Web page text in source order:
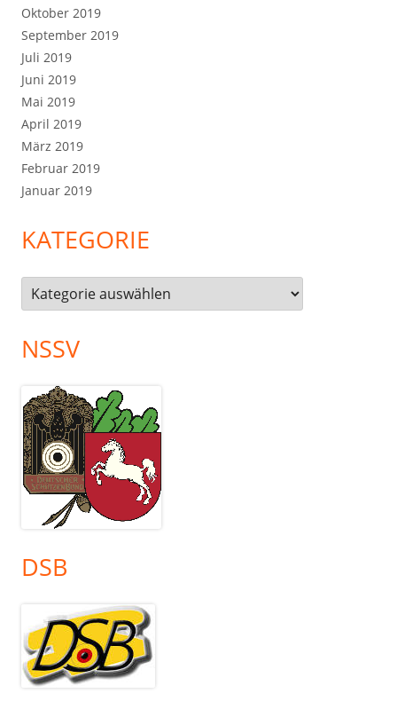
Oktober 2019
September 2019
Juli 2019
Juni 2019
Mai 2019
April 2019
März 2019
Februar 2019
Januar 2019
KATEGORIE
Kategorie
NSSV
DSB